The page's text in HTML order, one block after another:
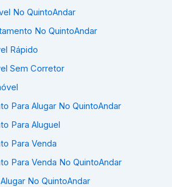
No QuintoAndar
No QuintoAndar
Rápido
Sem Corretor
Para Alugar No QuintoAndar
Para Aluguel
Para Venda
Para Venda No QuintoAndar
No QuintoAndar